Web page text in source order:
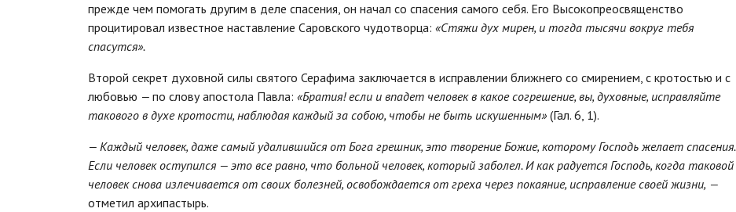
прежде чем помогать другим в деле спасения, он начал со спасения самого себя. Его Высокопреосвященство
процитировал известное наставление Саровского чудотворца: «Стяжи дух мирен, и тогда тысячи вокруг тебя
спасутся».
Второй секрет духовной силы святого Серафима заключается в исправлении ближнего со смирением, с кротостью и с
любовью — по слову апостола Павла: «Братия! если и впадет человек в какое согрешение, вы, духовные, исправляйте
такового в духе кротости, наблюдая каждый за собою, чтобы не быть искушенным» (Гал. 6, 1).
— Каждый человек, даже самый удалившийся от Бога грешник, это творение Божие, которому Господь желает спасения.
Если человек оступился — это все равно, что больной человек, который заболел. И как радуется Господь, когда таковой
человек снова излечивается от своих болезней, освобождается от греха через покаяние, исправление своей жизни, —
отметил архипастырь.